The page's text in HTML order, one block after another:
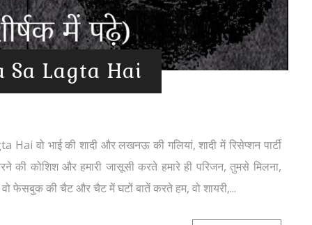
Sa Lagta Hai
वो भाई की शादी और लखनऊ की गलियां, शादी में रिसेप्शन पार्टी
की कोशिश और हमारी जासूसी करते हमारे ही परिजन, तुमसे मिलना,
फेसबुक की चैट और चैट में घटों बातें करते हम, वो शायरी,...